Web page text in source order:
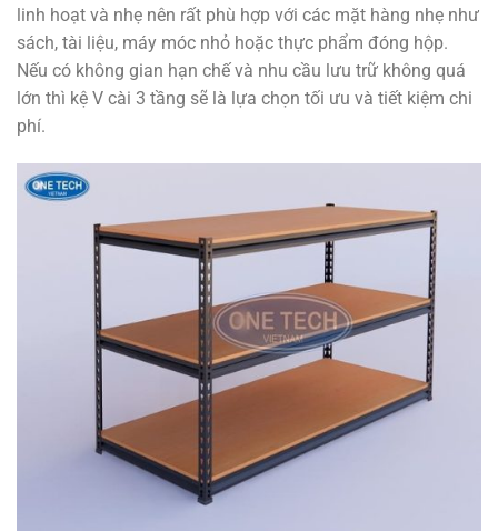
linh hoạt và nhẹ nên rất phù hợp với các mặt hàng nhẹ như
sách, tài liệu, máy móc nhỏ hoặc thực phẩm đóng hộp.
Nếu có không gian hạn chế và nhu cầu lưu trữ không quá
lớn thì kệ V cài 3 tầng sẽ là lựa chọn tối ưu và tiết kiệm chi
phí.